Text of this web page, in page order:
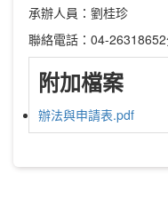
承辦人員：劉桂珍
聯絡電話：04-
附加檔案
辦法與申請表.pdf